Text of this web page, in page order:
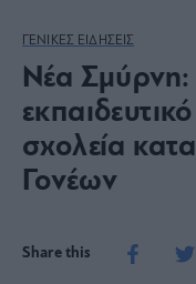
ΓΕΝΙΚΕΣ ΕΙΔΗΣΕΙΣ
Νέα Σμύρνη:
σχολεία
Γονέων
Share this